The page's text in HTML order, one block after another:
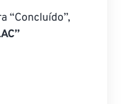
“Concluído”,